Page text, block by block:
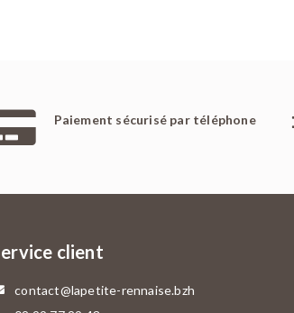
Paiement sécurisé par téléphone
client
contact@lapetite-rennaise.bzh